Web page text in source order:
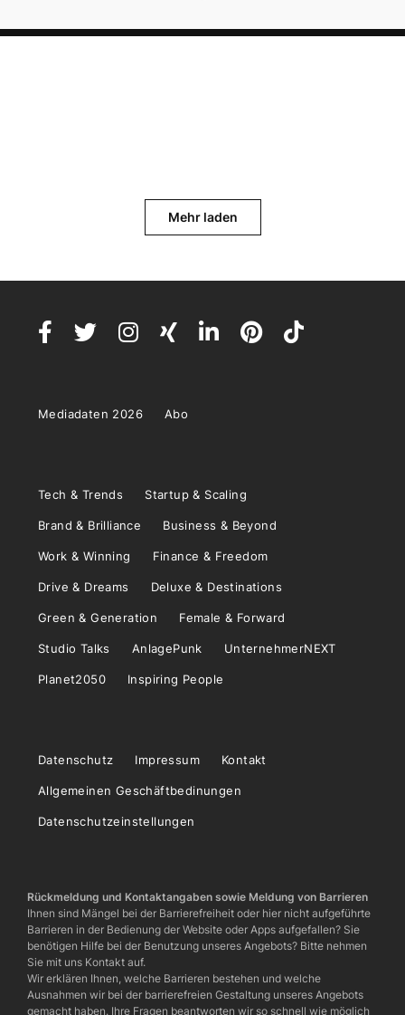
Mehr laden
Mediadaten 2026 Abo
Tech & Trends Startup & Scaling
Brand & Brilliance Business & Beyond
Work & Winning Finance & Freedom
Drive & Dreams Deluxe & Destinations
Green & Generation Female & Forward
Studio Talks AnlagePunk UnternehmerNEXT
Planet2050 Inspiring People
Datenschutz Impressum Kontakt
Allgemeinen Geschäftbedinungen
Datenschutzeinstellungen
Rückmeldung und Kontaktangaben sowie Meldung von Barrieren
Ihnen sind Mängel bei der Barrierefreiheit oder hier nicht aufgeführte
Barrieren in der Bedienung der Website oder Apps aufgefallen? Sie
benötigen Hilfe bei der Benutzung unseres Angebots? Bitte nehmen
Sie mit uns Kontakt auf.
Wir erklären Ihnen, welche Barrieren bestehen und welche
Ausnahmen wir bei der barrierefreien Gestaltung unseres Angebots
gemacht haben. Ihre Fragen beantworten wir so schnell wie möglich